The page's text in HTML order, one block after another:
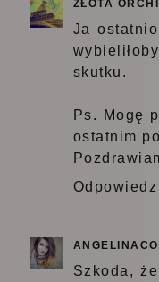
ZŁOTA
Ja
skutku.
Ps. Mogę
ostatnim
Odpowiedz
Szkoda,